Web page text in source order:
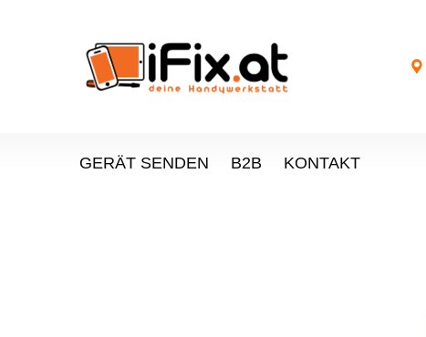
GERÄT SENDEN B2B KONTAKT